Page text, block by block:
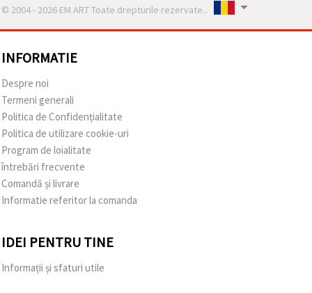
© 2004 - 2026 EM ART Toate drepturile rezervate..
INFORMATIE
Despre noi
Termeni generali
Politica de Confidențialitate
Politica de utilizare cookie-uri
Program de loialitate
întrebări frecvente
Comandă și livrare
Informatie referitor la comanda
IDEI PENTRU TINE
Informații și sfaturi utile